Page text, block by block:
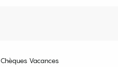
Chèques Vacances